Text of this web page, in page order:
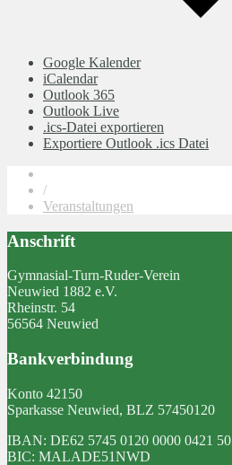
Google Kalender
iCalendar
Outlook 365
Outlook Live
.ics-Datei exportieren
Exportiere Outlook .ics Datei
/
Veranstaltungen
Anschrift
Gymnasial-Turn-Ruder-Verein
Neuwied 1882 e.V.
Rheinstr. 54
56564 Neuwied
Bankverbindung
Konto 42150
Sparkasse Neuwied, BLZ 57450120
IBAN: DE62 5745 0120 0000 0421 50
BIC: MALADE51NWD